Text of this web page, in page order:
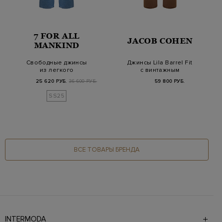
7 FOR ALL
MANKIND
Свободные джинсы
из легкого
с кулис…
25 620 РУБ. 36 600 РУБ.
SS25
JACOB COHEN
Джинсы Lila Barrel Fit
с винтажным
парфюмом
59 800 РУБ.
ВСЕ ТОВАРЫ БРЕНДА
INTERMODA